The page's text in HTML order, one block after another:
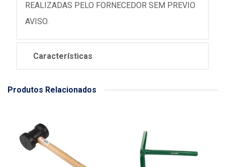
REALIZADAS PELO FORNECEDOR SEM PREVIO
AVISO.
Características
Produtos Relacionados